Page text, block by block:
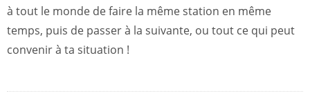
à tout le monde de faire la même station en même
temps, puis de passer à la suivante, ou tout ce qui peut
convenir à ta situation !